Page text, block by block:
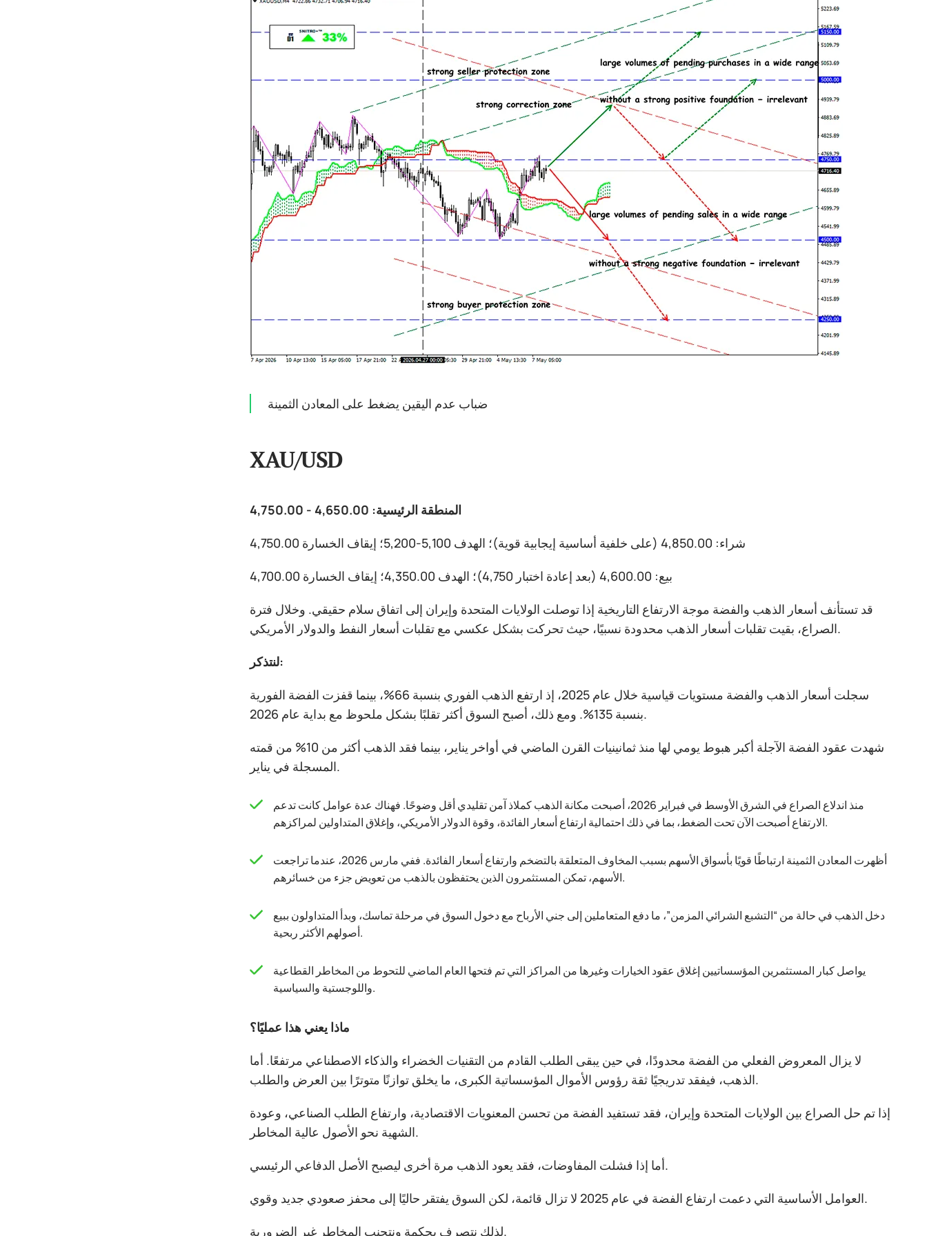
ضباب عدم اليقين يضغط على المعادن الثمينة
XAU/USD
المنطقة الرئيسية: 4,650.00 - 4,750.00
شراء: 4,850.00 (على خلفية أساسية إيجابية قوية)؛ الهدف 5,100-5,200؛ إيقاف الخسارة 4,750.00
بيع: 4,600.00 (بعد إعادة اختبار 4,750)؛ الهدف 4,350.00؛ إيقاف الخسارة 4,700.00
قد تستأنف أسعار الذهب والفضة موجة الارتفاع التاريخية إذا توصلت الولايات المتحدة وإيران إلى اتفاق سلام حقيقي. وخلال فترة
الصراع، بقيت تقلبات أسعار الذهب محدودة نسبيًا، حيث تحركت بشكل عكسي مع تقلبات أسعار النفط والدولار الأمريكي.
لنتذكر:
سجلت أسعار الذهب والفضة مستويات قياسية خلال عام 2025، إذ ارتفع الذهب الفوري بنسبة 66%، بينما قفزت الفضة الفورية
بنسبة 135%. ومع ذلك، أصبح السوق أكثر تقلبًا بشكل ملحوظ مع بداية عام 2026.
شهدت عقود الفضة الآجلة أكبر هبوط يومي لها منذ ثمانينيات القرن الماضي في أواخر يناير، بينما فقد الذهب أكثر من 10% من قمته
المسجلة في يناير.
منذ اندلاع الصراع في الشرق الأوسط في فبراير 2026، أصبحت مكانة الذهب كملاذ آمن تقليدي أقل وضوحًا. فهناك عدة عوامل كانت تدعم
الارتفاع أصبحت الآن تحت الضغط، بما في ذلك احتمالية ارتفاع أسعار الفائدة، وقوة الدولار الأمريكي، وإغلاق المتداولين لمراكزهم.
أظهرت المعادن الثمينة ارتباطًا قويًا بأسواق الأسهم بسبب المخاوف المتعلقة بالتضخم وارتفاع أسعار الفائدة. ففي مارس 2026، عندما تراجعت
الأسهم، تمكن المستثمرون الذين يحتفظون بالذهب من تعويض جزء من خسائرهم.
دخل الذهب في حالة من “التشبع الشرائي المزمن”، ما دفع المتعاملين إلى جني الأرباح مع دخول السوق في مرحلة تماسك، وبدأ المتداولون ببيع
أصولهم الأكثر ربحية.
يواصل كبار المستثمرين المؤسساتيين إغلاق عقود الخيارات وغيرها من المراكز التي تم فتحها العام الماضي للتحوط من المخاطر القطاعية
واللوجستية والسياسية.
ماذا يعني هذا عمليًا؟
لا يزال المعروض الفعلي من الفضة محدودًا، في حين يبقى الطلب القادم من التقنيات الخضراء والذكاء الاصطناعي مرتفعًا. أما
الذهب، فيفقد تدريجيًا ثقة رؤوس الأموال المؤسساتية الكبرى، ما يخلق توازنًا متوترًا بين العرض والطلب.
إذا تم حل الصراع بين الولايات المتحدة وإيران، فقد تستفيد الفضة من تحسن المعنويات الاقتصادية، وارتفاع الطلب الصناعي، وعودة
الشهية نحو الأصول عالية المخاطر.
أما إذا فشلت المفاوضات، فقد يعود الذهب مرة أخرى ليصبح الأصل الدفاعي الرئيسي.
العوامل الأساسية التي دعمت ارتفاع الفضة في عام 2025 لا تزال قائمة، لكن السوق يفتقر حاليًا إلى محفز صعودي جديد وقوي.
لذلك نتصرف بحكمة ونتجنب المخاطر غير الضرورية.